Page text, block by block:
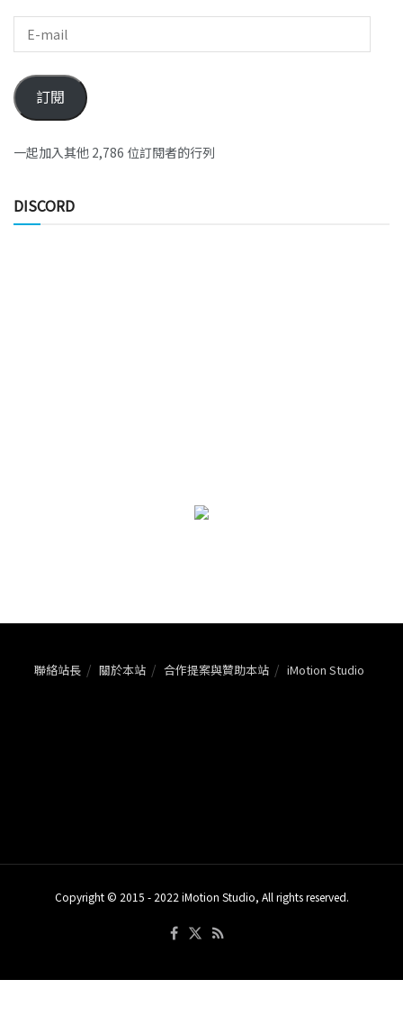
訂閱
一起加入其他 2,786 位訂閱者的行列
DISCORD
聯絡站長 關於本站 合作提案與贊助本站 iMotion Studio
Copyright © 2015 - 2022 iMotion Studio, All rights reserved.